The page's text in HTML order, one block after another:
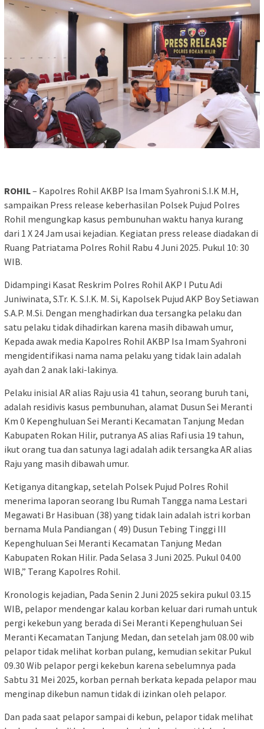
ROHIL– Kapolres Rohil AKBP Isa Imam Syahroni S.I.K M.H,
sampaikan Press release keberhasilan Polsek Pujud Polres
Rohil mengungkap kasus pembunuhan waktu hanya kurang
dari 1 X 24 Jam usai kejadian. Kegiatan press release diadakan di
Ruang Patriatama Polres Rohil Rabu 4 Juni 2025. Pukul 10: 30
WIB.
Didampingi Kasat Reskrim Polres Rohil AKP I Putu Adi
Juniwinata, S.Tr. K. S.I.K. M. Si, Kapolsek Pujud AKP Boy Setiawan
S.A.P. M.Si. Dengan menghadirkan dua tersangka pelaku dan
satu pelaku tidak dihadirkan karena masih dibawah umur,
Kepada awak media Kapolres Rohil AKBP Isa Imam Syahroni
mengidentifikasi nama nama pelaku yang tidak lain adalah
ayah dan 2 anak laki-lakinya.
Pelaku inisial AR alias Raju usia 41 tahun, seorang buruh tani,
adalah residivis kasus pembunuhan, alamat Dusun Sei Meranti
Km 0 Kepenghuluan Sei Meranti Kecamatan Tanjung Medan
Kabupaten Rokan Hilir, putranya AS alias Rafi usia 19 tahun,
ikut orang tua dan satunya lagi adalah adik tersangka AR alias
Raju yang masih dibawah umur.
Ketiganya ditangkap, setelah Polsek Pujud Polres Rohil
menerima laporan seorang Ibu Rumah Tangga nama Lestari
Megawati Br Hasibuan (38) yang tidak lain adalah istri korban
bernama Mula Pandiangan ( 49) Dusun Tebing Tinggi III
Kepenghuluan Sei Meranti Kecamatan Tanjung Medan
Kabupaten Rokan Hilir. Pada Selasa 3 Juni 2025. Pukul 04.00
WIB,” Terang Kapolres Rohil.
Kronologis kejadian, Pada Senin 2 Juni 2025 sekira pukul 03.15
WIB, pelapor mendengar kalau korban keluar dari rumah untuk
pergi kekebun yang berada di Sei Meranti Kepenghuluan Sei
Meranti Kecamatan Tanjung Medan, dan setelah jam 08.00 wib
pelapor tidak melihat korban pulang, kemudian sekitar Pukul
09.30 Wib pelapor pergi kekebun karena sebelumnya pada
Sabtu 31 Mei 2025, korban pernah berkata kepada pelapor mau
menginap dikebun namun tidak di izinkan oleh pelapor.
Dan pada saat pelapor sampai di kebun, pelapor tidak melihat